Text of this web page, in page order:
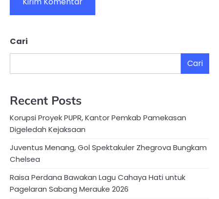
Cari
Cari
Recent Posts
Korupsi Proyek PUPR, Kantor Pemkab Pamekasan
Digeledah Kejaksaan
Juventus Menang, Gol Spektakuler Zhegrova Bungkam
Chelsea
Raisa Perdana Bawakan Lagu Cahaya Hati untuk
Pagelaran Sabang Merauke 2026